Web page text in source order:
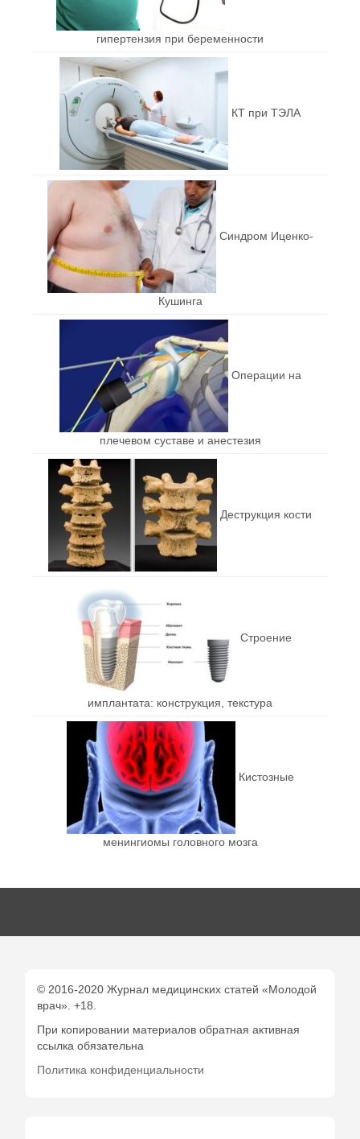
гипертензия при беременности
КТ при ТЭЛА
Синдром Иценко-
Кушинга
Операции на
плечевом суставе и анестезия
Деструкция кости
Строение
имплантата: конструкция, текстура
Кистозные
менингиомы головного мозга
© 2016-2020 Журнал медицинских статей «Молодой
врач». +18.
При копировании материалов обратная активная
ссылка обязательна
Политика конфиденциальности